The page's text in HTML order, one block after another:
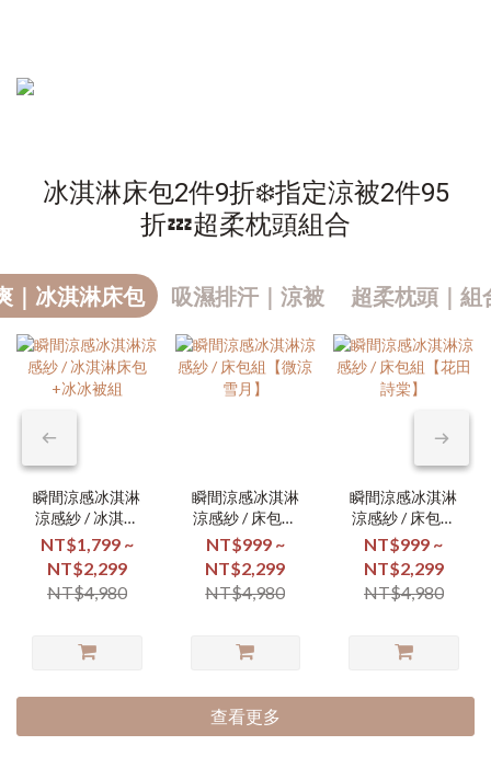
冰淇淋床包2件9折❄️指定涼被2件95
折💤超柔枕頭組合
｜冰淇淋床包 吸濕排汗｜涼被 超柔枕頭｜組
瞬間涼感冰淇淋
涼感紗 / 冰淇淋
床包+冰冰被組
NT$1,799 ~
NT$2,299
NT$4,980
瞬間涼感冰淇淋
涼感紗 / 床包組
【微涼雪月】
NT$999 ~
NT$2,299
NT$4,980
瞬間涼感冰淇淋
涼感紗 / 床包組
【花田詩棠】
NT$999 ~
NT$2,299
NT$4,980
查看更多